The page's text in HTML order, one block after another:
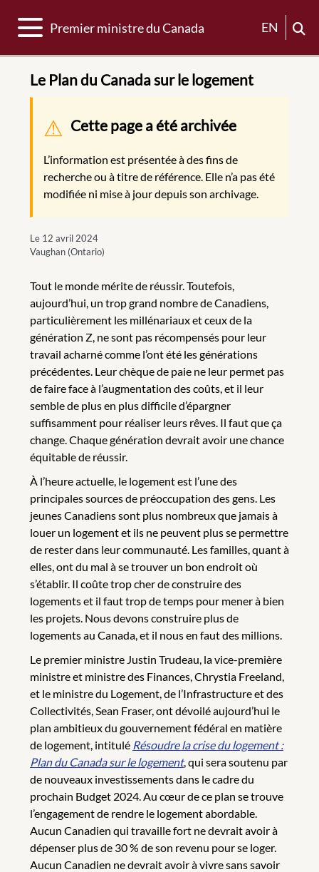
Basculer la navigation
Premier ministre du Canada EN
Le Plan du Canada sur le logement
Message d'avertissement
Cette page a été archivée
L’information est présentée à des fins de
recherche ou à titre de référence. Elle n’a pas été
modifiée ni mise à jour depuis son archivage.
Le 12 avril 2024
Vaughan (Ontario)
Tout le monde mérite de réussir. Toutefois,
aujourd’hui, un trop grand nombre de Canadiens,
particulièrement les millénariaux et ceux de la
génération Z, ne sont pas récompensés pour leur
travail acharné comme l’ont été les générations
précédentes. Leur chèque de paie ne leur permet pas
de faire face à l’augmentation des coûts, et il leur
semble de plus en plus difficile d’épargner
suffisamment pour réaliser leurs rêves. Il faut que ça
change. Chaque génération devrait avoir une chance
équitable de réussir.
À l’heure actuelle, le logement est l’une des
principales sources de préoccupation des gens. Les
jeunes Canadiens sont plus nombreux que jamais à
louer un logement et ils ne peuvent plus se permettre
de rester dans leur communauté. Les familles, quant à
elles, ont du mal à se trouver un bon endroit où
s’établir. Il coûte trop cher de construire des
logements et il faut trop de temps pour mener à bien
les projets. Nous devons construire plus de
logements au Canada, et il nous en faut des millions.
Le premier ministre Justin Trudeau, la vice-première
ministre et ministre des Finances, Chrystia Freeland,
et le ministre du Logement, de l’Infrastructure et des
Collectivités, Sean Fraser, ont dévoilé aujourd’hui le
plan ambitieux du gouvernement fédéral en matière
de logement, intitulé Résoudre la crise du logement :
Plan du Canada sur le logement, qui sera soutenu par
de nouveaux investissements dans le cadre du
prochain Budget 2024. Au cœur de ce plan se trouve
l’engagement de rendre le logement abordable.
Aucun Canadien qui travaille fort ne devrait avoir à
dépenser plus de 30 % de son revenu pour se loger.
Aucun Canadien ne devrait avoir à vivre sans savoir